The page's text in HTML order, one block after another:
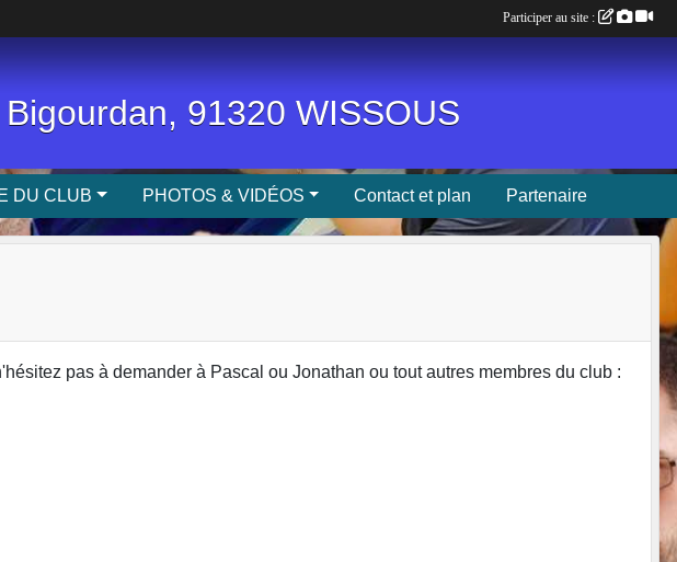
91320 WISSOUS
DU CLUB PHOTOS & VIDÉOS Contact et plan Partenaire
pas à demander à Pascal ou Jonathan ou tout autres membres du club :
Participer au site :